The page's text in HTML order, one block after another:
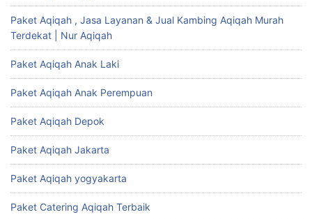
Paket Aqiqah , Jasa Layanan & Jual Kambing Aqiqah Murah
Terdekat | Nur Aqiqah
Paket Aqiqah Anak Laki
Paket Aqiqah Anak Perempuan
Paket Aqiqah Depok
Paket Aqiqah Jakarta
Paket Aqiqah yogyakarta
Paket Catering Aqiqah Terbaik